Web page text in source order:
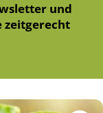
und
zeitgerecht